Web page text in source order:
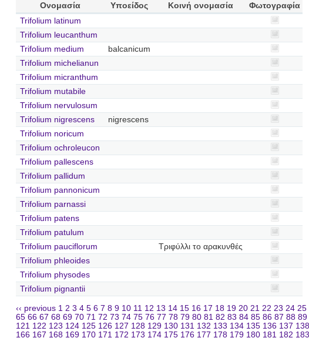
Ονομασία Υποείδος Κοινή ονομασία
Φωτογραφία
Trifolium latinum
Trifolium leucanthum
Trifolium medium
balcanicum
Trifolium michelianun
Trifolium micranthum
Trifolium mutabile
Trifolium nervulosum
Trifolium nigrescens
nigrescens
Trifolium noricum
Trifolium ochroleucon
Trifolium pallescens
Trifolium pallidum
Trifolium pannonicum
Trifolium parnassi
Trifolium patens
Trifolium patulum
Trifolium pauciflorum
Τριφύλλι το αρακυνθές
Trifolium phleoides
Trifolium physodes
Trifolium pignantii
‹‹ previous 1 2 3 4 5 6 7 8 9 10 11 12 13 14 15 16 17 18 19 20 21 22 23 24 25
65 66 67 68 69 70 71 72 73 74 75 76 77 78 79 80 81 82 83 84 85 86 87 88 89
121 122 123 124 125 126 127 128 129 130 131 132 133 134 135 136 137 138
166 167 168 169 170 171 172 173 174 175 176 177 178 179 180 181 182 183